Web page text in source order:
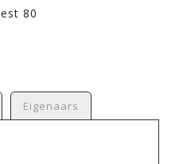
80
Eigenaars